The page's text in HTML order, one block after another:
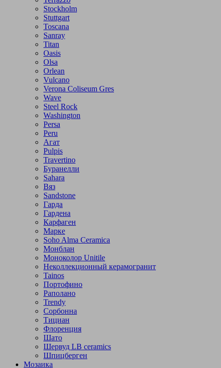
Stockholm
Stuttgart
Toscana
Sanray
Titan
Oasis
Olsa
Orlean
Vulcano
Verona Coliseum Gres
Wave
Steel Rock
Washington
Persa
Peru
Агат
Pulpis
Travertino
Буранелли
Sahara
Вяз
Sandstone
Гарда
Гардена
Карфаген
Марке
Soho Alma Ceramica
Монблан
Моноколор Unitile
Неколлекционный керамогранит
Tainos
Портофино
Раполано
Trendy
Сорбонна
Тициан
Флоренция
Шато
Шервуд LB ceramics
Шпицберген
Мозаика